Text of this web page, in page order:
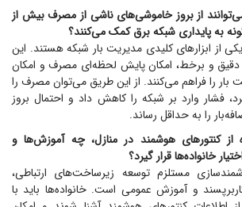
از بروز خاموشی‌های ناشی از مصرف بیش از
به پایداری شبکه برق کمک می‌کنند؟
از ابزار‌های کلیدی مدیریت بار شبکه هستند. این
دقیق و برخط، امکان پایش لحظه‌ای مصرف و امکان
بار را فراهم می‌کنند. از این طریق می‌توان مصرف را
فشار وارد بر شبکه را کاهش داد و احتمال بروز
را به حداقل رساند.
از کنتور‌های هوشمند در منازل، چه آموزش‌ها و
خانواده‌ها قرار گیرد؟
مستلزم توسعه زیرساخت‌های ارتباطی،
و آموزش عمومی است. خانواده‌ها باید با